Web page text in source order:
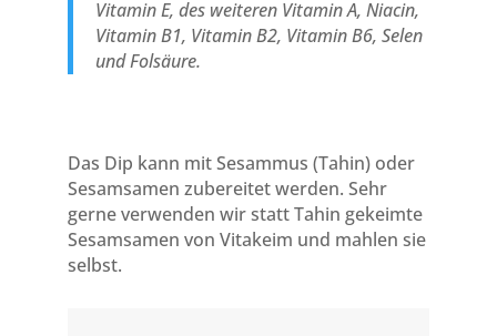
Vitamin E, des weiteren Vitamin A, Niacin,
Vitamin B1, Vitamin B2, Vitamin B6, Selen
und Folsäure.
Das Dip kann mit Sesammus (Tahin) oder
Sesamsamen zubereitet werden. Sehr
gerne verwenden wir statt Tahin gekeimte
Sesamsamen von Vitakeim und mahlen sie
selbst.